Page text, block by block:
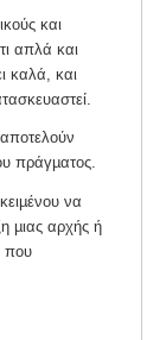
και
απλά και
καλά, και
πράγµατος.
να
µιας αρχής ή
που